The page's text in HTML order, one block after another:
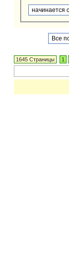
1645 Страницы 1